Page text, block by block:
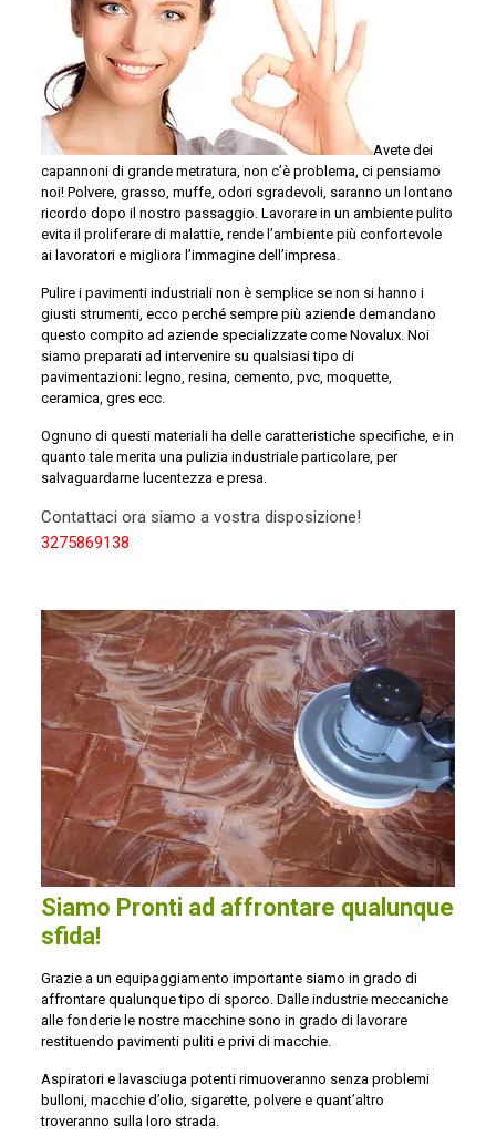
Avete dei
capannoni di grande metratura, non c’è problema, ci pensiamo
noi! Polvere, grasso, muffe, odori sgradevoli, saranno un lontano
ricordo dopo il nostro passaggio. Lavorare in un ambiente pulito
evita il proliferare di malattie, rende l’ambiente più confortevole
ai lavoratori e migliora l’immagine dell’impresa.
Pulire i pavimenti industriali non è semplice se non si hanno i
giusti strumenti, ecco perché sempre più aziende demandano
questo compito ad aziende specializzate come Novalux. Noi
siamo preparati ad intervenire su qualsiasi tipo di
pavimentazioni: legno, resina, cemento, pvc, moquette,
ceramica, gres ecc.
Ognuno di questi materiali ha delle caratteristiche specifiche, e in
quanto tale merita una pulizia industriale particolare, per
salvaguardarne lucentezza e presa.
Contattaci ora siamo a vostra disposizione!
3275869138
Siamo Pronti ad affrontare qualunque
sfida!
Grazie a un equipaggiamento importante siamo in grado di
affrontare qualunque tipo di sporco. Dalle industrie meccaniche
alle fonderie le nostre macchine sono in grado di lavorare
restituendo pavimenti puliti e privi di macchie.
Aspiratori e lavasciuga potenti rimuoveranno senza problemi
bulloni, macchie d’olio, sigarette, polvere e quant’altro
troveranno sulla loro strada.